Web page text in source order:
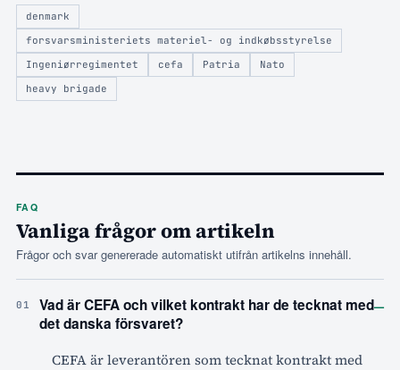
denmark
forsvarsministeriets materiel- og indkøbsstyrelse
Ingeniørregimentet
cefa Patria
Nato
heavy brigade
FAQ
Vanliga frågor om artikeln
Frågor och svar genererade automatiskt utifrån artikelns innehåll.
01
Vad är CEFA och vilket kontrakt har de tecknat med
det danska försvaret?
–
CEFA är leverantören som tecknat kontrakt med